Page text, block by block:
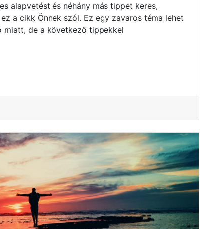
alapvetést és néhány más tippet keres,
a cikk Önnek szól. Ez egy zavaros téma lehet
miatt, de a következő tippekkel